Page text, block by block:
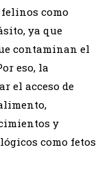
como
ya que
contaminan el
eso, la
el acceso de
y
como fetos